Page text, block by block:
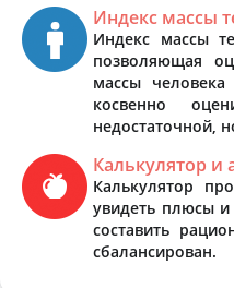
Индекс массы
Индекс массы
позволяющая
массы
косвенно
недостаточной,
Калькулятор и
Калькулятор
увидеть плюсы
составить
сбалансирован.